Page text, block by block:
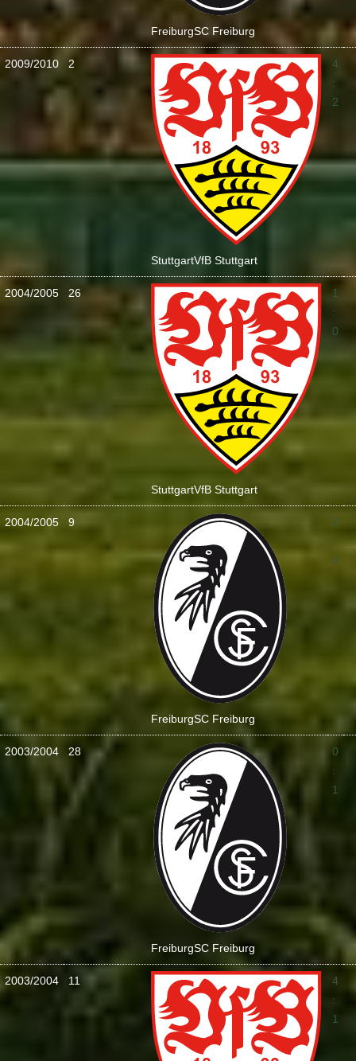
FreiburgSC Freiburg
2009/2010 2
StuttgartVfB Stuttgart
4
:
2
2004/2005 26
StuttgartVfB Stuttgart
1
:
0
2004/2005 9
FreiburgSC Freiburg
2
:
0
2003/2004 28
FreiburgSC Freiburg
0
:
1
2003/2004 11
4
:
1